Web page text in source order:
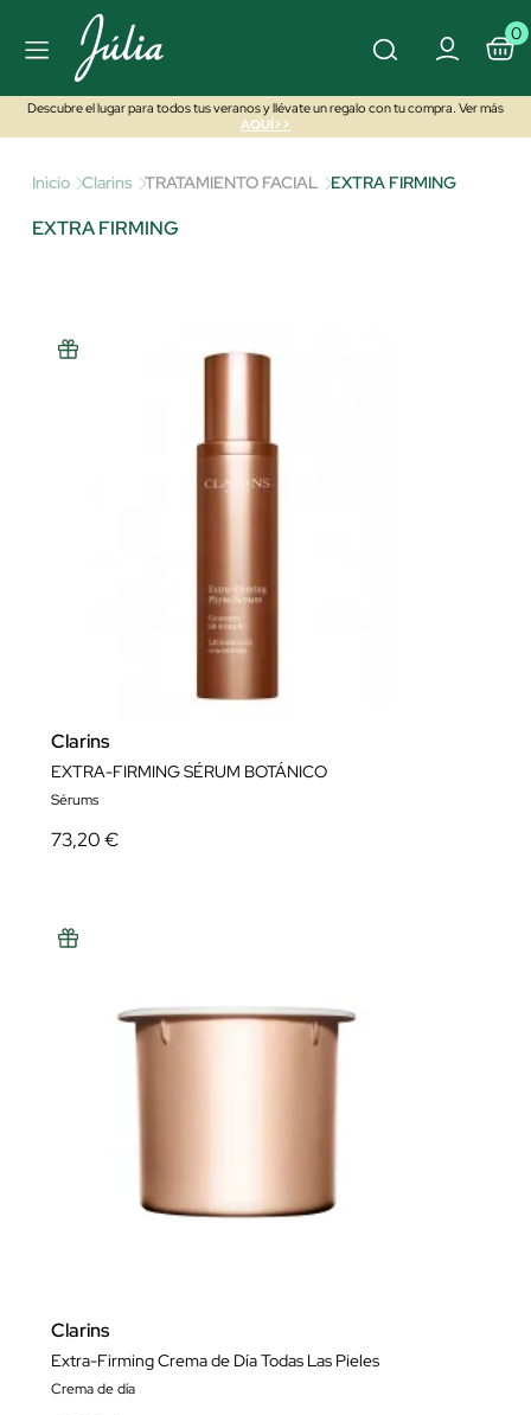
0
Descubre el lugar para todos tus veranos y llévate un regalo con tu compra. Ver más
AQUÍ>>
Inicio Clarins TRATAMIENTO FACIAL EXTRA FIRMING
EXTRA FIRMING
Clarins
EXTRA-FIRMING SÉRUM BOTÁNICO
Sérums
73,20 €
Clarins
Extra-Firming Crema de Día Todas Las Pieles
Crema de día